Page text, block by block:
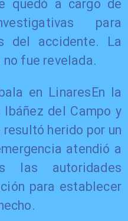
quedó a cargo de
para
del accidente. La
fue revelada.
en LinaresEn la
del Campo y
resultó herido por un
atendió a
las autoridades
para establecer